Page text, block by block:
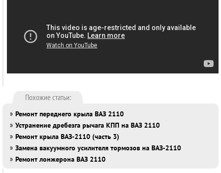
Похожие статьи:
» Ремонт переднего крыла ВАЗ 2110
» Устранение дребезга рычага КПП на ВАЗ 2110
» Ремонт крыла ВАЗ-2110 (часть 3)
» Замена вакуумного усилителя тормозов на ВАЗ-2110
» Ремонт лонжерона ВАЗ 2110